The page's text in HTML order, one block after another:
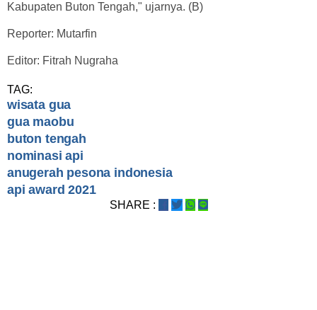
Kabupaten Buton Tengah," ujarnya. (B)
Reporter: Mutarfin
Editor: Fitrah Nugraha
TAG:
wisata gua
gua maobu
buton tengah
nominasi api
anugerah pesona indonesia
api award 2021
SHARE :